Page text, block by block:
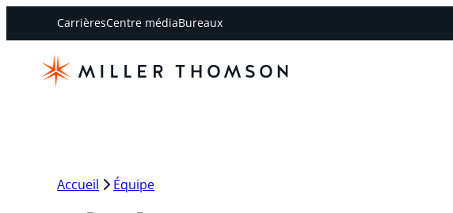
CarrièresCentre médiaBureaux
Accueil Équipe